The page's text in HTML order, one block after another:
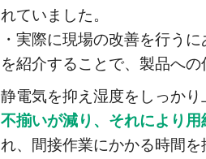
れていました。
・実際に現場の改善を行う
を紹介することで、製品へ
静電気を抑え湿度をしっか
不揃いが減り、それにより
れ、間接作業にかかる時間